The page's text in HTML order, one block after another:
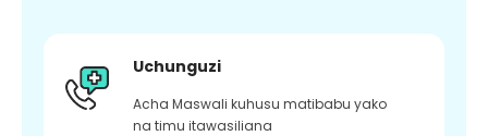
Uchunguzi
Acha Maswali kuhusu matibabu yako
na timu itawasiliana